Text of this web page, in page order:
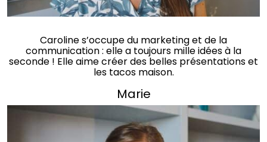
Caroline s’occupe du marketing et de la
communication : elle a toujours mille idées à la
seconde ! Elle aime créer des belles présentations et
les tacos maison.
Marie